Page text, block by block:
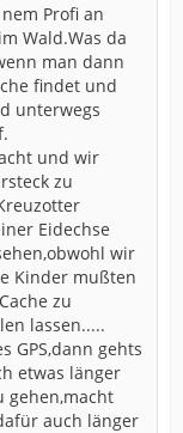
Profi an
Wald.Was da
man dann
findet und
unterwegs
und wir
zu
Eidechse
wir
Kinder mußten
zu
lassen.....
GPS,dann gehts
etwas länger
gehen,macht
auch länger